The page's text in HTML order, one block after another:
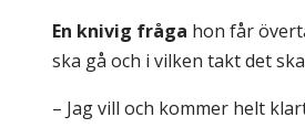
En knivig fråga hon får
ska gå och i vilken takt det
– Jag vill och kommer helt